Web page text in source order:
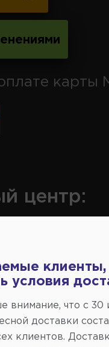
карты
центр:
авто
клиенты,
условия
внимание, что c 30
доставки
клиентов.